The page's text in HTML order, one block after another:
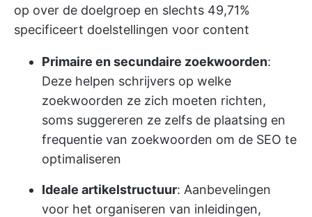
op over de doelgroep en slechts 49,71%
specificeert doelstellingen voor content
Primaire en secundaire zoekwoorden:
Deze helpen schrijvers op welke
zoekwoorden ze zich moeten richten,
soms suggereren ze zelfs de plaatsing en
frequentie van zoekwoorden om de SEO te
optimaliseren
Ideale artikelstructuur: Aanbevelingen
voor het organiseren van inleidingen,